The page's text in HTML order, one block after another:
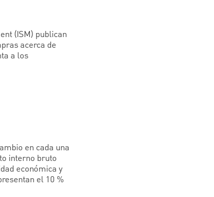
(ISM) publican
acerca de
a los
en cada una
interno bruto
económica y
el 10 %